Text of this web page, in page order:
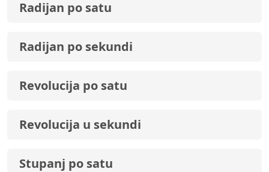
Radijan po satu
Radijan po sekundi
Revolucija po satu
Revolucija u sekundi
Stupanj po satu